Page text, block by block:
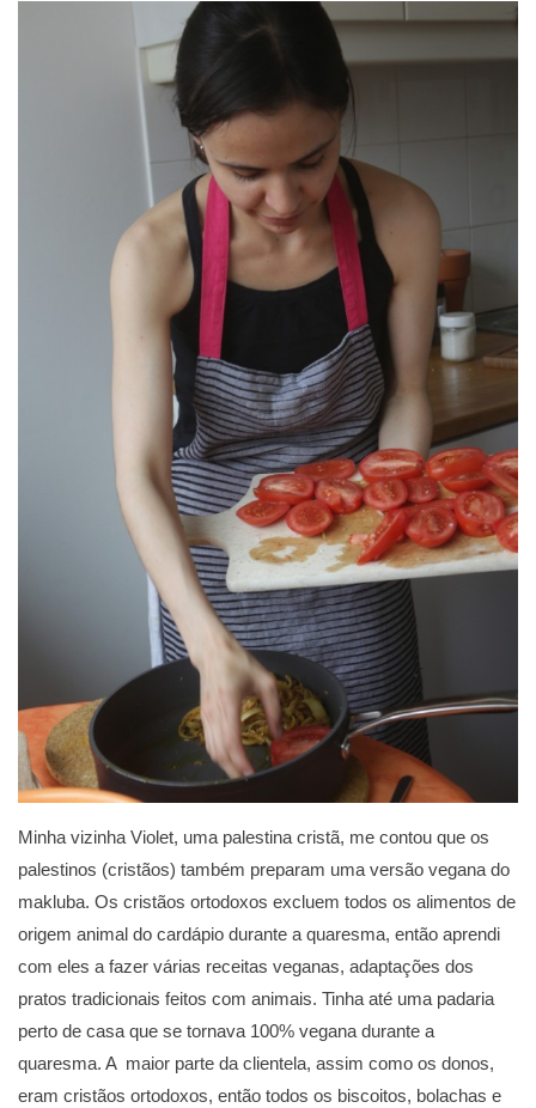
Minha vizinha Violet, uma palestina cristã, me contou que os
palestinos (cristãos) também preparam uma versão vegana do
makluba. Os cristãos ortodoxos excluem todos os alimentos de
origem animal do cardápio durante a quaresma, então aprendi
com eles a fazer várias receitas veganas, adaptações dos
pratos tradicionais feitos com animais. Tinha até uma padaria
perto de casa que se tornava 100% vegana durante a
quaresma. A maior parte da clientela, assim como os donos,
eram cristãos ortodoxos, então todos os biscoitos, bolachas e